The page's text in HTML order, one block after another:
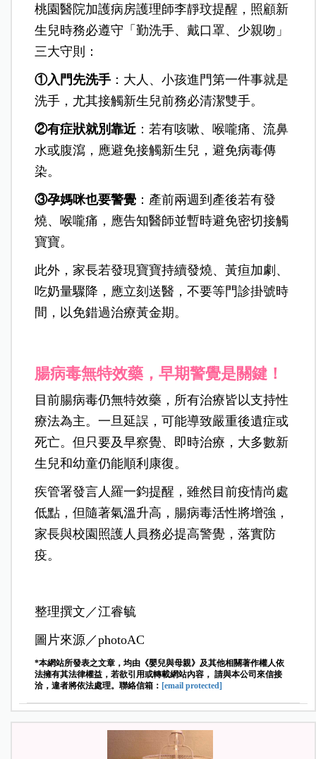
桃園醫院加護病房護理師李靜玟提醒，照顧新
生兒時務必遵守「勤洗手、戴口罩、少親吻」
三大守則：
①入門先洗手 ：大人、小孩進門第一件事就是
洗手，尤其接觸新生兒前務必清潔雙手。
②有症狀就別靠近 ：若有咳嗽、喉嚨痛、流鼻
水或腹瀉，應避免接觸新生兒，避免病毒傳
染。
③孕媽咪也要警覺 ：產前兩週到產後若有發
燒、喉嚨痛，應告知醫師並暫時避免密切接觸
寶寶。
此外，家長若發現寶寶持續發燒、黃疸加劇、
吃奶量驟降，應立刻送醫，不要等門診掛號時
間，以免錯過治療黃金期。
腸病毒無特效藥，早期警覺是關鍵！
目前腸病毒仍無特效藥，所有治療皆以支持性
療法為主。一旦延誤，可能導致嚴重後遺症或
死亡。但只要及早察覺、即時治療，大多數新
生兒和幼童仍能順利康復。
疾管署發言人羅一鈞提醒，雖然目前疫情尚處
低點，但隨著氣溫升高，腸病毒活性將增強，
家長與校園照護人員務必提高警覺，落實防
疫。
整理撰文／江睿毓
圖片來源／photoAC
*本網站所發表之文章，均由《嬰兒與母親》及其他相關著作權人依
法擁有其法律權益，若欲引用或轉載網站內容， 請與本公司來信接
洽，違者將依法處理。聯絡信箱： [email protected]